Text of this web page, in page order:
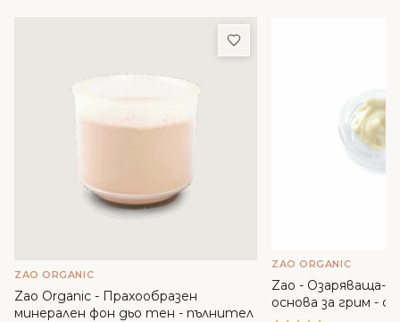
Добави в любими
ZAO ORGANIC
Zao Organic - Прахообразен
минерален фон дьо тен - пълнител
ZAO ORGANIC
Zao - Озаряваща-
основа за грим -